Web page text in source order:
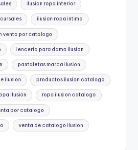
ilusion ropa interior
ilusion ropa intima
venta por catalogo
lenceria para dama ilusion
pantaletas marca ilusion
ilusion productos ilusion catalogo
ilusion ropa ilusion catalogo
por catalogo
venta de catalogo ilusion